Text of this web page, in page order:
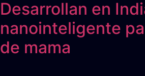
Desarrollan en
nanointeligente
de mama